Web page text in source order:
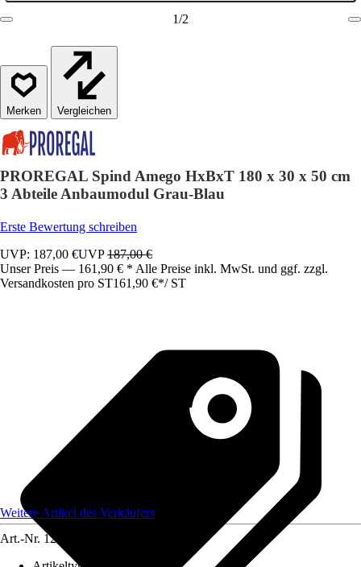
1/2
Vergleichen
PROREGAL Spind Amego HxBxT 180 x 30 x 50 cm
3 Abteile Anbaumodul Grau-Blau
Erste Bewertung schreiben
UVP: 187,00 €UVP187,00 €
Unser Preis — 161,90 € * Alle Preise inkl. MwSt. und ggf. zzgl.
Versandkosten pro ST161,90 €*/ ST
Weitere Artikel des Verkäufers
Art.-Nr. 12583554